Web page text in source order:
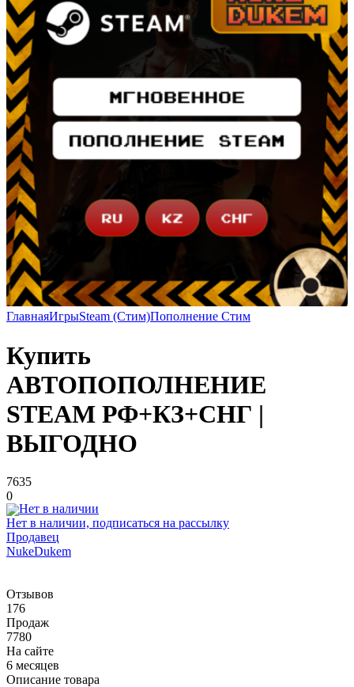
ГлавнаяИгрыSteam (Стим)Пополнение Стим
Купить
АВТОПОПОЛНЕНИЕ
STEAM РФ+КЗ+СНГ |
ВЫГОДНО
7635
0
Нет в наличии, подписаться на рассылку
Продавец
NukeDukem
Отзывов
176
Продаж
7780
На сайте
6 месяцев
Описание товара